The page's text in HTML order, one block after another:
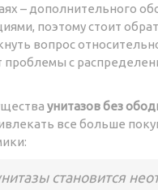
– дополнительного
поэтому стоит
вопрос
проблемы с
унитазов без
все больше
становится